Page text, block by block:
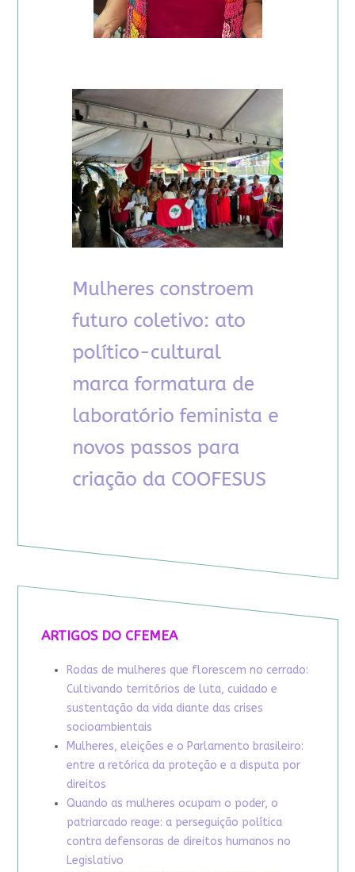
ARTIGOS DO CFEMEA
Rodas de mulheres que florescem no cerrado:
Cultivando territórios de luta, cuidado e
sustentação da vida diante das crises
socioambientais
Mulheres, eleições e o Parlamento brasileiro:
entre a retórica da proteção e a disputa por
direitos
Quando as mulheres ocupam o poder, o
patriarcado reage: a perseguição política
contra defensoras de direitos humanos no
Legislativo